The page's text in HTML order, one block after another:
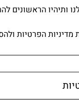
ותיהיו
הפרטיות